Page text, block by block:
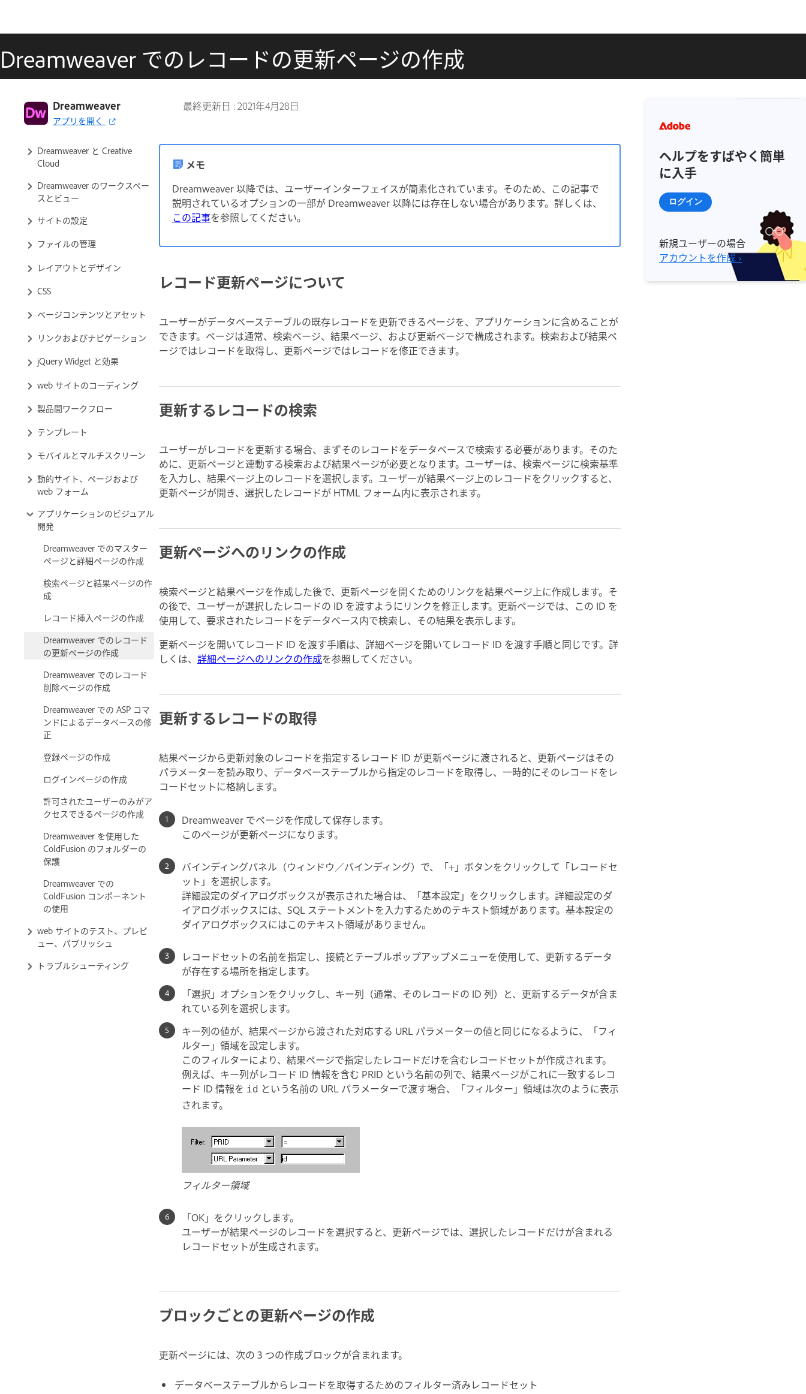
Dreamweaver でのレコードの更新ページの作成
最終更新日 :2021年4月28日
Dreamweaver
アプリを開く
Dreamweaver ユーザーガイド
はじめに
Dreamweaver と Creative
Cloud
Dreamweaver のワークスペー
スとビュー
サイトの設定
ファイルの管理
レイアウトとデザイン
CSS
ページコンテンツとアセット
リンクおよびナビゲーション
jQuery Widget と効果
web サイトのコーディング
製品間ワークフロー
テンプレート
モバイルとマルチスクリーン
動的サイト、ページおよび
web フォーム
アプリケーションのビジュアル
開発
Dreamweaver でのマスター
ページと詳細ページの作成
検索ページと結果ページの作
成
レコード挿入ページの作成
Dreamweaver でのレコード
の更新ページの作成
Dreamweaver でのレコード
削除ページの作成
Dreamweaver での ASP コマ
ンドによるデータベースの修
正
登録ページの作成
ログインページの作成
許可されたユーザーのみがア
クセスできるページの作成
Dreamweaver を使用した
ColdFusion のフォルダーの
保護
Dreamweaver での
ColdFusion コンポーネント
の使用
web サイトのテスト、プレビ
ュー、パブリッシュ
トラブルシューティング
メモ
Dreamweaver 以降では、ユーザーインターフェイスが簡素化されています。そのため、この記事で
説明されているオプションの一部が Dreamweaver 以降には存在しない場合があります。詳しくは、
この記事を参照してください。
レコード更新ページについて
ユーザーがデータベーステーブルの既存レコードを更新できるページを、アプリケーションに含めることが
できます。ページは通常、検索ページ、結果ページ、および更新ページで構成されます。検索および結果ペ
ージではレコードを取得し、更新ページではレコードを修正できます。
更新するレコードの検索
ユーザーがレコードを更新する場合、まずそのレコードをデータベースで検索する必要があります。そのた
めに、更新ページと連動する検索および結果ページが必要となります。ユーザーは、検索ページに検索基準
を入力し、結果ページ上のレコードを選択します。ユーザーが結果ページ上のレコードをクリックすると、
更新ページが開き、選択したレコードが HTML フォーム内に表示されます。
更新ページへのリンクの作成
検索ページと結果ページを作成した後で、更新ページを開くためのリンクを結果ページ上に作成します。そ
の後で、ユーザーが選択したレコードの ID を渡すようにリンクを修正します。更新ページでは、この ID を
使用して、要求されたレコードをデータベース内で検索し、その結果を表示します。
更新ページを開いてレコード ID を渡す手順は、詳細ページを開いてレコード ID を渡す手順と同じです。詳
しくは、 詳細ページへのリンクの作成を参照してください。
更新するレコードの取得
結果ページから更新対象のレコードを指定するレコード ID が更新ページに渡されると、更新ページはその
パラメーターを読み取り、データベーステーブルから指定のレコードを取得し、一時的にそのレコードをレ
コードセットに格納します。
Dreamweaver でページを作成して保存します。
このページが更新ページになります。
バインディングパネル（ウィンドウ／バインディング）で、「+」ボタンをクリックして「レコードセ
ット」を選択します。
詳細設定のダイアログボックスが表示された場合は、「基本設定」をクリックします。詳細設定のダ
イアログボックスには、SQL ステートメントを入力するためのテキスト領域があります。基本設定の
ダイアログボックスにはこのテキスト領域がありません。
レコードセットの名前を指定し、接続とテーブルポップアップメニューを使用して、更新するデータ
が存在する場所を指定します。
「選択」オプションをクリックし、キー列（通常、そのレコードの ID 列）と、更新するデータが含ま
れている列を選択します。
キー列の値が、結果ページから渡された対応する URL パラメーターの値と同じになるように、「フィ
ルター」領域を設定します。
このフィルターにより、結果ページで指定したレコードだけを含むレコードセットが作成されます。
例えば、キー列がレコード ID 情報を含む PRID という名前の列で、結果ページがこれに一致するレコ
ード ID 情報を id という名前の URL パラメーターで渡す場合、「フィルター」領域は次のように表示
されます。
フィルター領域
「OK」をクリックします。
ユーザーが結果ページのレコードを選択すると、更新ページでは、選択したレコードだけが含まれる
レコードセットが生成されます。
ブロックごとの更新ページの作成
更新ページには、次の 3 つの作成ブロックが含まれます。
データベーステーブルからレコードを取得するためのフィルター済みレコードセット
ヘルプをすばやく簡単
に入手
ログイン
新規ユーザーの場合
アカウントを作成 ›